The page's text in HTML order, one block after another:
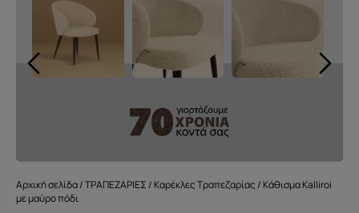
Αρχική σελίδα/ΤΡΑΠΕΖΑΡΙΕΣ / Καρέκλες Τραπεζαρίας / Κάθισμα Kalliroi
με μαύρο πόδι